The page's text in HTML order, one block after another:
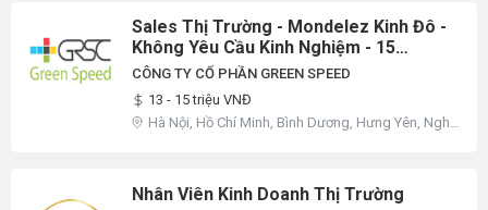
Sales Thị Trường - Mondelez Kinh Đô -
Không Yêu Cầu Kinh Nghiệm - 15
Triệu/Tháng
CÔNG TY CỔ PHẦN GREEN SPEED
13 - 15 triệu VNĐ
Hà Nội, Hồ Chí Minh, Bình Dương, Hưng Yên, Nghệ
Nhân Viên Kinh Doanh Thị Trường